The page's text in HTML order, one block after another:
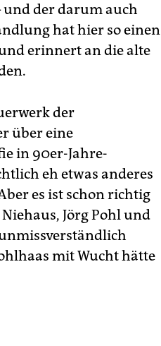
der darum auch
hat hier so einen
erinnert an die alte
der
über eine
in 90er-Jahre-
eh etwas anderes
es ist schon richtig
Jörg Pohl und
mit Wucht hätte